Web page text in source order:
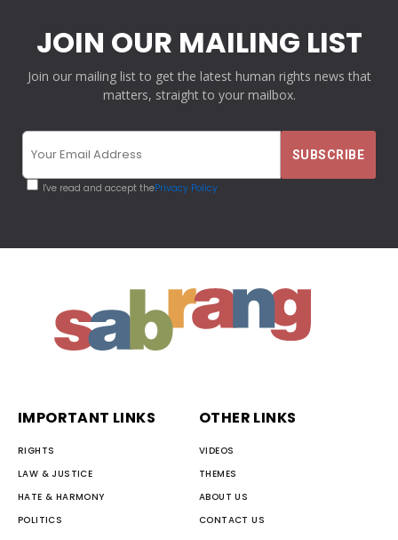
JOIN OUR MAILING LIST
Join our mailing list to get the latest human rights news that
matters, straight to your mailbox.
I've read and accept thePrivacy Policy
IMPORTANT LINKS
RIGHTS
LAW & JUSTICE
HATE & HARMONY
POLITICS
OTHER LINKS
VIDEOS
THEMES
ABOUT US
CONTACT US